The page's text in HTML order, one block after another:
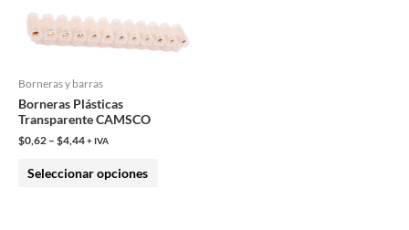
Borneras y barras
Borneras Plásticas
Transparente CAMSCO
$0,62 – $4,44+ IVA
Seleccionar opciones
opciones